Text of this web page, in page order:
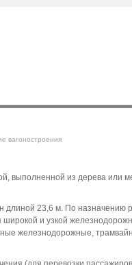
вагоностроения
выполненной из дерева или
длиной 23,6 м. По назначению
и узкой
железнодорожные,